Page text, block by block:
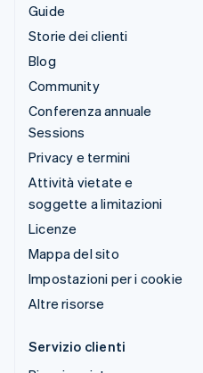
Guide
Storie dei clienti
Blog
Community
Conferenza annuale
Sessions
Privacy e termini
Attività vietate e
soggette a limitazioni
Licenze
Mappa del sito
Impostazioni per i cookie
Altre risorse
Servizio clienti